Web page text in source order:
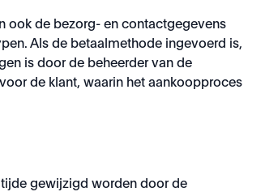
ook de bezorg- en contactgegevens
Als de betaalmethode ingevoerd is,
is door de beheerder van de
de klant, waarin het aankoopproces
gewijzigd worden door de